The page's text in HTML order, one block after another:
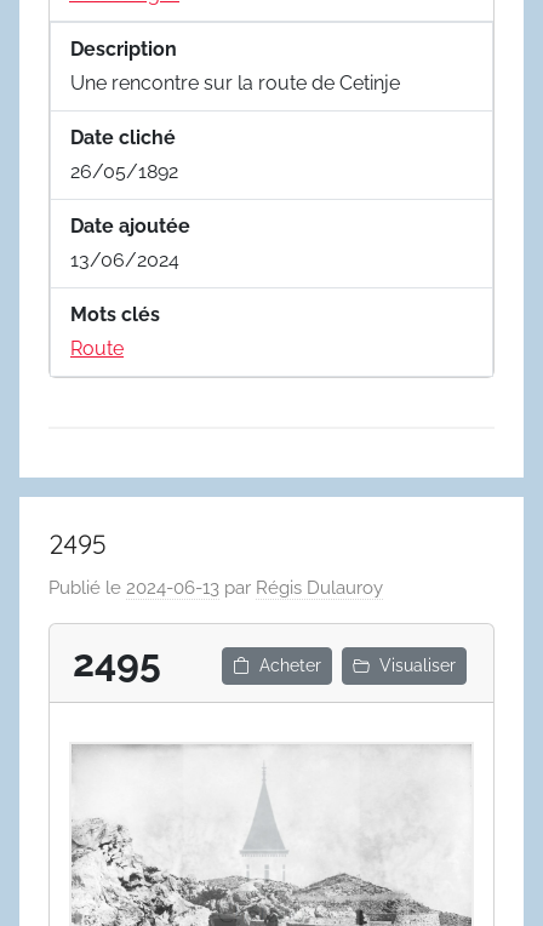
Description
Une rencontre sur la route de Cetinje
Date cliché
26/05/1892
Date ajoutée
13/06/2024
Mots clés
Route
2495
Publié le 2024-06-13 par Régis Dulauroy
2495 Acheter Visualiser